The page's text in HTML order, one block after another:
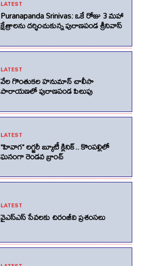
LATEST
Puranapanda Srinivas: ఒకే రోజు 3 మహా
క్షేత్రాలను దర్శించుకున్న పురాణపండ శ్రీనివాస్
LATEST
వేల గొంతుకల హనుమాన్ చాలీసా
పారాయణలో పురాణపండ పిలుపు
LATEST
“హివాగ” లగ్జరీ బ్యూటీ క్లినిక్.. కొంపల్లిలో
ఘనంగా రెండవ బ్రాంచ్
LATEST
వైఎస్ఎస్ సేవలకు చిరంజీవి ప్రశంసలు